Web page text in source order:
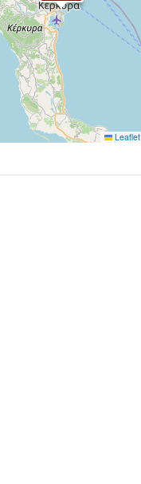
Leaflet